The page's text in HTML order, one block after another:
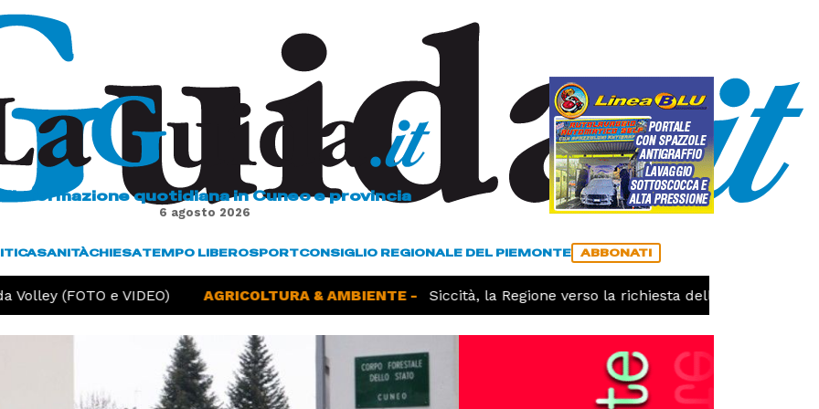
L'informazione quotidiana in Cuneo e provincia
6 agosto 2026
SANITÀCHIESATEMPO LIBEROSPORTCONSIGLIO REGIONALE DEL PIEMONTE ABBONATI
(FOTO e VIDEO) AGRICOLTURA & AMBIENTE - Siccità, la Regione verso la richiesta dello stato di